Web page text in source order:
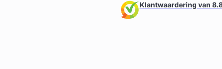
Klantwaardering van